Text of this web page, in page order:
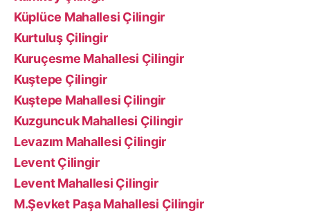
Küplüce Mahallesi Çilingir
Kurtuluş Çilingir
Kuruçesme Mahallesi Çilingir
Kuştepe Çilingir
Kuştepe Mahallesi Çilingir
Kuzguncuk Mahallesi Çilingir
Levazım Mahallesi Çilingir
Levent Çilingir
Levent Mahallesi Çilingir
M.Şevket Paşa Mahallesi Çilingir